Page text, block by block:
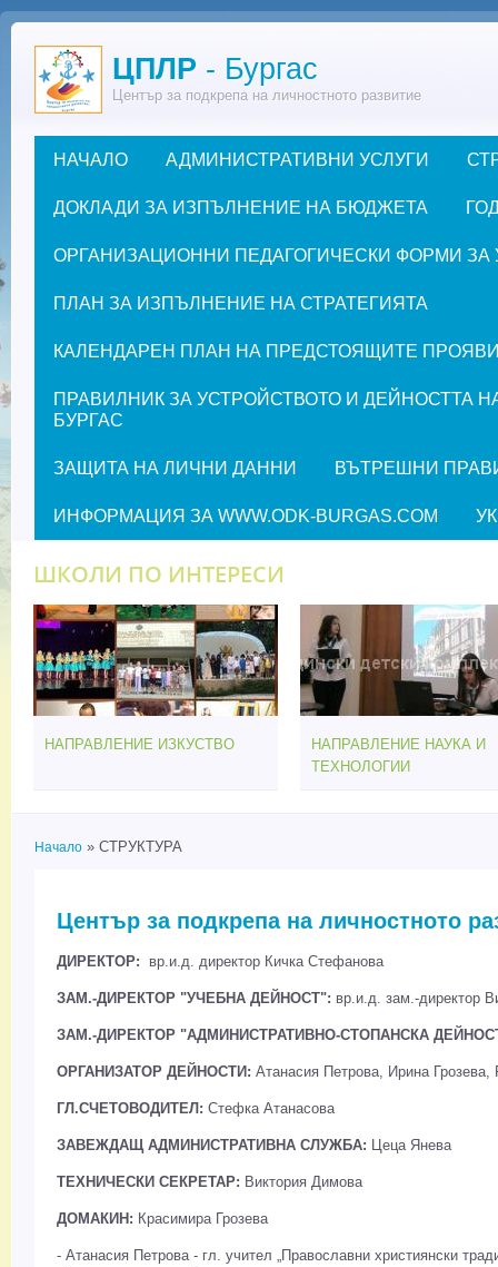
Премини към основното съдържание
ЦПЛР - Бургас
Център за подкрепа на личностното развитие
Основно меню
НАЧАЛО АДМИНИСТРАТИВНИ УСЛУГИ
ДОКЛАДИ ЗА ИЗПЪЛНЕНИЕ НА БЮДЖЕТА
ОРГАНИЗАЦИОННИ ПЕДАГОГИЧЕСКИ ФОРМИ ЗА
ПЛАН ЗА ИЗПЪЛНЕНИЕ НА СТРАТЕГИЯТА
КАЛЕНДАРЕН ПЛАН НА ПРЕДСТОЯЩИТЕ ПРОЯВИ
ПРАВИЛНИК ЗА УСТРОЙСТВОТО И ДЕЙНОСТТА
БУРГАС
ЗАЩИТА НА ЛИЧНИ ДАННИ ВЪТРЕШНИ
ИНФОРМАЦИЯ ЗА WWW.ODK-BURGAS.COM
ШКОЛИ ПО ИНТЕРЕСИ
НАПРАВЛЕНИЕ ИЗКУСТВО
НАПРАВЛЕНИЕ НАУКА И
ТЕХНОЛОГИИ
Начало » СТРУКТУРА
Център за подкрепа на личностното
ДИРЕКТОР: вр.и.д. директор Кичка Стефанова
ЗАМ.-ДИРЕКТОР "УЧЕБНА ДЕЙНОСТ": вр.и.д. зам.-директор
ЗАМ.-ДИРЕКТОР "АДМИНИСТРАТИВНО-СТОПАНСКА
ОРГАНИЗАТОР ДЕЙНОСТИ: Атанасия Петрова, Ирина
ГЛ.СЧЕТОВОДИТЕЛ: Стефка Атанасова
ЗАВЕЖДАЩ АДМИНИСТРАТИВНА СЛУЖБА: Цеца Янева
ТЕХНИЧЕСКИ СЕКРЕТАР: Виктория Димова
ДОМАКИН: Красимира Грозева
- Атанасия Петрова - гл. учител „Православни християнски